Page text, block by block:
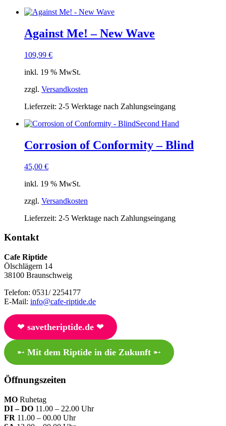
Against Me! – New Wave
109,99 €
inkl. 19 % MwSt.
zzgl. Versandkosten
Lieferzeit: 2-5 Werktage nach Zahlungseingang
Second Hand
Corrosion of Conformity – Blind
45,00 €
inkl. 19 % MwSt.
zzgl. Versandkosten
Lieferzeit: 2-5 Werktage nach Zahlungseingang
Kontakt
Cafe Riptide
Ölschlägern 14
38100 Braunschweig
Telefon: 0531/ 2254177
E-Mail: info@cafe-riptide.de
❤︎ savetheriptide.de❤︎
➸ Mit dem Riptide in die Zukunft➸
Öffnungszeiten
MO Ruhetag
DI – DO 11.00 – 22.00 Uhr
FR 11.00 – 00.00 Uhr